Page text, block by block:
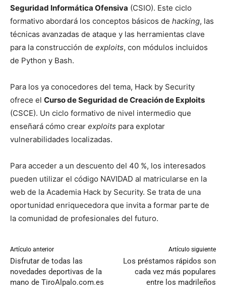
Seguridad Informática Ofensiva (CSIO). Este ciclo
formativo abordará los conceptos básicos de hacking, las
técnicas avanzadas de ataque y las herramientas clave
para la construcción de exploits, con módulos incluidos
de Python y Bash.
Para los ya conocedores del tema, Hack by Security
ofrece el Curso de Seguridad de Creación de Exploits
(CSCE). Un ciclo formativo de nivel intermedio que
enseñará cómo crear exploits para explotar
vulnerabilidades localizadas.
Para acceder a un descuento del 40 %, los interesados
pueden utilizar el código NAVIDAD al matricularse en la
web de la Academia Hack by Security. Se trata de una
oportunidad enriquecedora que invita a formar parte de
la comunidad de profesionales del futuro.
Artículo anterior
Disfrutar de todas las
novedades deportivas de la
mano de TiroAlpalo.com.es
Artículo siguiente
Los préstamos rápidos son
cada vez más populares
entre los madrileños